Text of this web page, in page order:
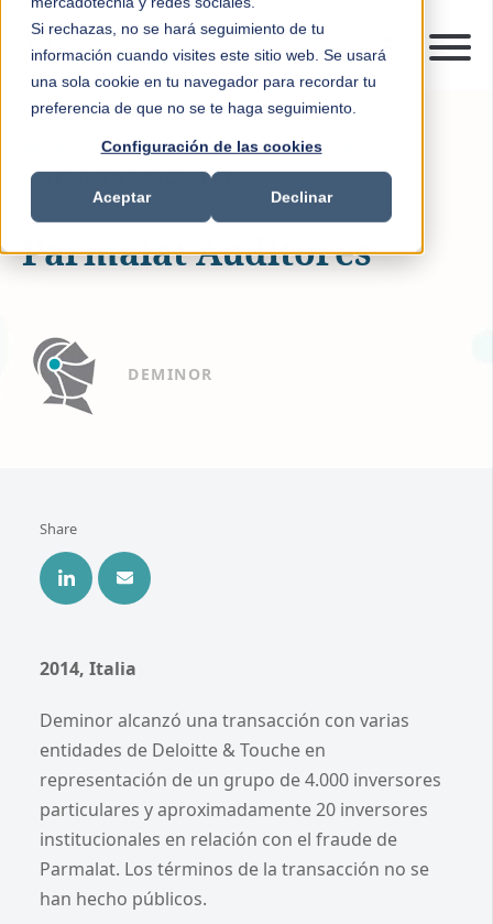
Si rechazas, no se hará seguimiento de tu
información cuando visites este sitio web. Se usará
una sola cookie en tu navegador para recordar tu
preferencia de que no se te haga seguimiento.
Configuración de las cookies
Aceptar Declinar
16-JUL-2019 10:31:00
0 MIN READ
INVESTMENT RECOVERY
Parmalat Auditores
DEMINOR
Share
2014, Italia
Deminor alcanzó una transacción con varias
entidades de Deloitte & Touche en
representación de un grupo de 4.000 inversores
particulares y aproximadamente 20 inversores
institucionales en relación con el fraude de
Parmalat. Los términos de la transacción no se
han hecho públicos.